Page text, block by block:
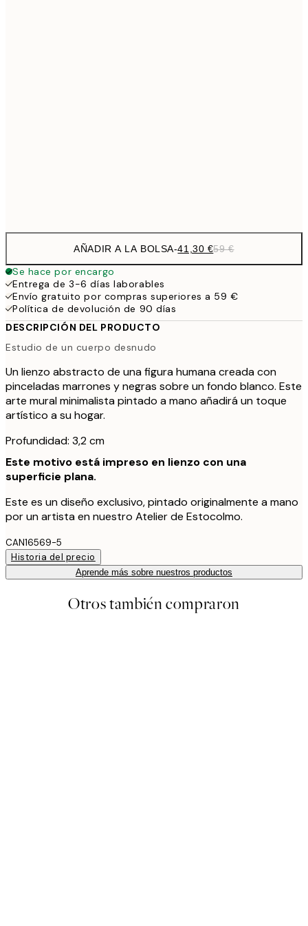
AÑADIR A LA BOLSA-41,30 €59 €
Se hace por encargo
Entrega de 3-6 días laborables
Envío gratuito por compras superiores a 59 €
Política de devolución de 90 días
DESCRIPCIÓN DEL PRODUCTO
Estudio de un cuerpo desnudo
Un lienzo abstracto de una figura humana creada con
pinceladas marrones y negras sobre un fondo blanco. Este
arte mural minimalista pintado a mano añadirá un toque
artístico a su hogar.
Profundidad: 3,2 cm
Este motivo está impreso en lienzo con una
superficie plana.
Este es un diseño exclusivo, pintado originalmente a mano
por un artista en nuestro Atelier de Estocolmo.
CAN16569-5
Historia del precio
Aprende más sobre nuestros productos
Otros también compraron